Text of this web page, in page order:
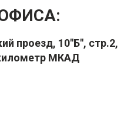
проезд, 10"Б", стр.2,
МКАД